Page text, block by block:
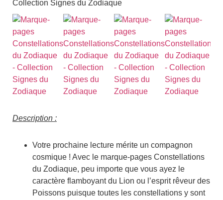
Description :
Votre prochaine lecture mérite un compagnon
cosmique ! Avec le marque-pages Constellations
du Zodiaque, peu importe que vous ayez le
caractère flamboyant du Lion ou l’esprit rêveur des
Poissons puisque toutes les constellations y sont